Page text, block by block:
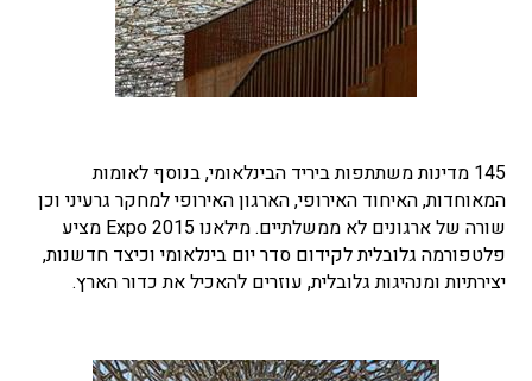
145 מדינות משתתפות ביריד הבינלאומי, בנוסף לאומות
המאוחדות, האיחוד האירופי, הארגון האירופי למחקר גרעיני וכן
שורה של ארגונים לא ממשלתיים. מילאנו Expo 2015 מציע
פלטפורמה גלובלית לקידום סדר יום בינלאומי וכיצד חדשנות,
יצירתיות ומנהיגות גלובלית, עוזרים להאכיל את כדור הארץ.